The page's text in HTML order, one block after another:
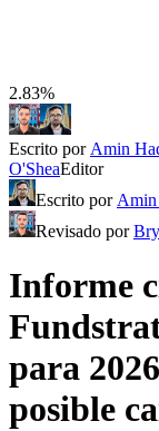
2.83%
Escrito por Amin
O'SheaEditor
Escrito por Amin
Revisado por
Informe
para
posible